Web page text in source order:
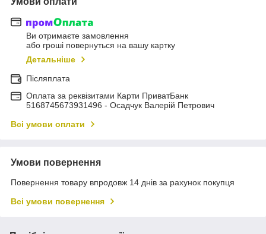
Ви отримаєте замовлення
або гроші повернуться на вашу картку
Детальніше
Післяплата
Оплата за реквізитами Карти ПриватБанк
5168745673931496 - Осадчук Валерій Петрович
Всі умови оплати
Умови повернення
Повернення товару впродовж 14 днів за рахунок покупця
Всі умови повернення